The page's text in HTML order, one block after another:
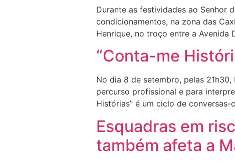
Durante as festividades ao Senhor
condicionamentos, na zona das
Henrique, no troço entre a Avenida
“Conta-me
No dia 8 de setembro, pelas
percurso profissional e para
Histórias” é um ciclo de
Esquadras em
também afeta a